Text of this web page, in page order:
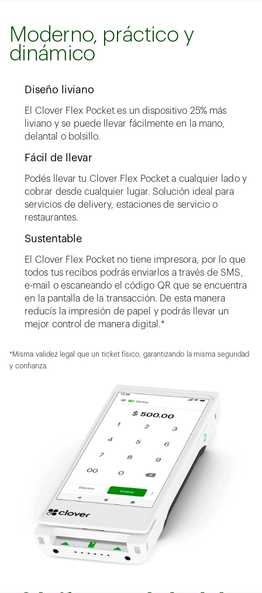
Moderno, práctico y
dinámico
Diseño liviano
El Clover Flex Pocket es un dispositivo 25% más
liviano y se puede llevar fácilmente en la mano,
delantal o bolsillo.
Fácil de llevar
Podés llevar tu Clover Flex Pocket a cualquier lado y
cobrar desde cualquier lugar. Solución ideal para
servicios de delivery, estaciones de servicio o
restaurantes.
Sustentable
El Clover Flex Pocket no tiene impresora, por lo que
todos tus recibos podrás enviarlos a través de SMS,
e-mail o escaneando el código QR que se encuentra
en la pantalla de la transacción. De esta manera
reducís la impresión de papel y podrás llevar un
mejor control de manera digital.*
*Misma validez legal que un ticket físico, garantizando la misma seguridad
y confianza.